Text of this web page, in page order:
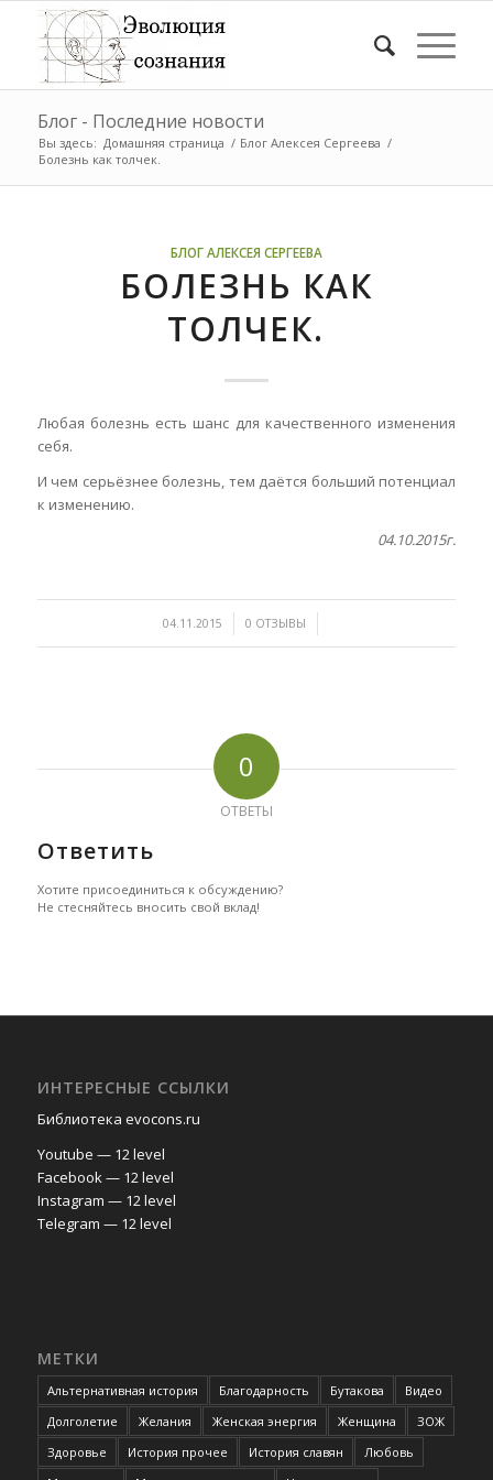
Блог - Последние новости
Вы здесь: Домашняя страница / Блог Алексея Сергеева /
Болезнь как толчек.
БЛОГ АЛЕКСЕЯ СЕРГЕЕВА
БОЛЕЗНЬ КАК
ТОЛЧЕК.
Любая болезнь есть шанс для качественного изменения
себя.
И чем серьёзнее болезнь, тем даётся больший потенциал
к изменению.
04.10.2015г.
04.11.2015
/ 0 ОТЗЫВЫ
/
0
ОТВЕТЫ
Ответить
Хотите присоединиться к обсуждению?
Не стесняйтесь вносить свой вклад!
ИНТЕРЕСНЫЕ ССЫЛКИ
Библиотека evocons.ru
Youtube — 12 level
Facebook — 12 level
Instagram — 12 level
Telegram — 12 level
МЕТКИ
Альтернативная история Благодарность Бутакова
Видео
Долголетие
Желания Женская энергия Женщина
ЗОЖ
Здоровье
История прочее История славян
Любовь